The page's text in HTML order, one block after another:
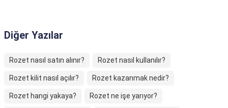
Diğer Yazılar
Rozet nasıl satın alınır? Rozet nasıl kullanılır?
Rozet kilit nasıl açılır? Rozet kazanmak nedir?
Rozet hangi yakaya? Rozet ne işe yarıyor?